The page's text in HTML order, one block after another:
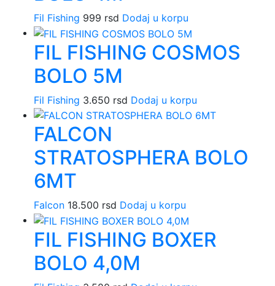
Fil Fishing 999 rsd Dodaj u korpu
FIL FISHING COSMOS
BOLO 5M
Fil Fishing 3.650 rsd Dodaj u korpu
FALCON
STRATOSPHERA BOLO
6MT
Falcon 18.500 rsd Dodaj u korpu
FIL FISHING BOXER
BOLO 4,0M